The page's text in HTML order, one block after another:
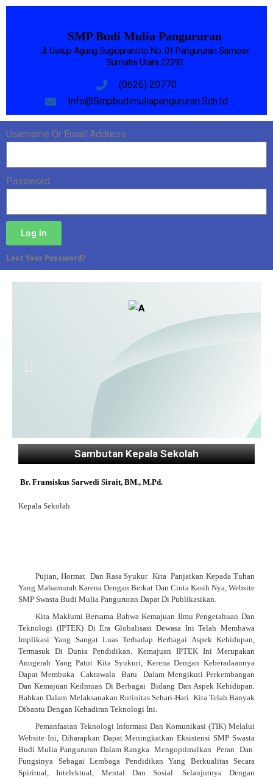
SMP Budi Mulia Pangururan
Jl. Uskup Agung Sugiopranoto No. 01 Pangururan Samosir
Sumatra Utara 22392
(0626) 20770
Info@smpbudimuliapangururan.sch.id
Username Or Email Address
Password
Log In
Lost Your Password?
Sambutan Kepala Sekolah
Br. Fransiskus Sarwedi Sirait, BM., M.pd.
Kepala Sekolah
Pujian, Hormat Dan Rasa Syukur KitA Panjatkan Kepada Tuhan
Yang Mahamurah Karena Dengan Berkat Dan Cinta Kasih Nya, Website
SMP Swasta Budi Mulia Pangururan Dapat Di Publikasikan.
Kita Maklumi Bersama Bahwa Kemajuan Ilmu Pengetahuan Dan
Teknologi (IPTEK) Di Era Globalisasi Dewasa Ini Telah Membawa
Implikasi Yang Sangat Luas Terhadap Berbagai Aspek Kehidupan,
Termasuk Di Dunia Pendidikan. Kemajuan IPTEK Ini Merupakan
Anugerah Yang Patut Kita Syukuri, Kerena Dengan Keberadaannya
Dapat Membuka Cakrawala Baru Dalam Mengikuti Perkembangan
Dan Kemajuan Keilmuan Di Berbagai Bidang Dan Aspek Kehidupan.
Bahkan Dalam Melaksanakan Rutinitas Sehari-Hari Kita Telah Banyak
Dibantu Dengan Kehadiran Teknologi Ini.
Pemanfaatan Teknologi Informasi Dan Komunikasi (TIK) Melalui
Website Ini, Diharapkan Dapat Meningkatkan Eksistensi SMP Swasta
Budi Mulia Pangururan Dalam Rangka Mengoptimalkan Peran Dan
Fungsinya Sebagai Lembaga Pendidikan Yang Berkualitas Secara
Spiritual, Intelektual, Mental Dan Sosial. Selanjutnya Dengan